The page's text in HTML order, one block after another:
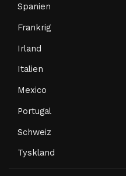
Spanien
Frankrig
Irland
Italien
Mexico
Portugal
Schweiz
Tyskland